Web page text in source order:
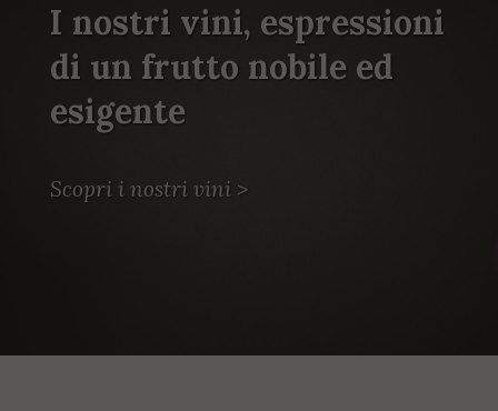
I nostri vini, espressioni
di un frutto nobile ed
esigente
Scopri i nostri vini >